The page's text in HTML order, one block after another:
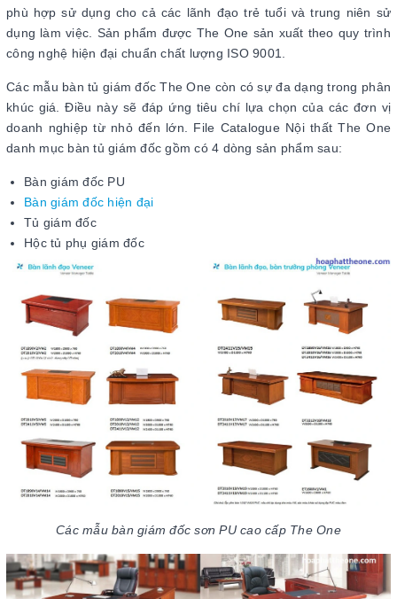
phù hợp sử dụng cho cả các lãnh đạo trẻ tuổi và trung niên sử
dụng làm việc. Sản phẩm được The One sản xuất theo quy trình
công nghệ hiện đại chuẩn chất lượng ISO 9001.
Các mẫu bàn tủ giám đốc The One còn có sự đa dạng trong phân
khúc giá. Điều này sẽ đáp ứng tiêu chí lựa chọn của các đơn vị
doanh nghiệp từ nhỏ đến lớn. File Catalogue Nội thất The One
danh mục bàn tủ giám đốc gồm có 4 dòng sản phẩm sau:
Bàn giám đốc PU
Bàn giám đốc hiện đại
Tủ giám đốc
Hộc tủ phụ giám đốc
Các mẫu bàn giám đốc sơn PU cao cấp The One